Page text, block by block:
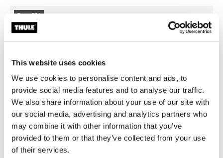
This website uses cookies
We use cookies to personalise content and ads, to
provide social media features and to analyse our traffic.
We also share information about your use of our site with
our social media, advertising and analytics partners who
may combine it with other information that you’ve
provided to them or that they’ve collected from your use
of their services.
Spar 5%